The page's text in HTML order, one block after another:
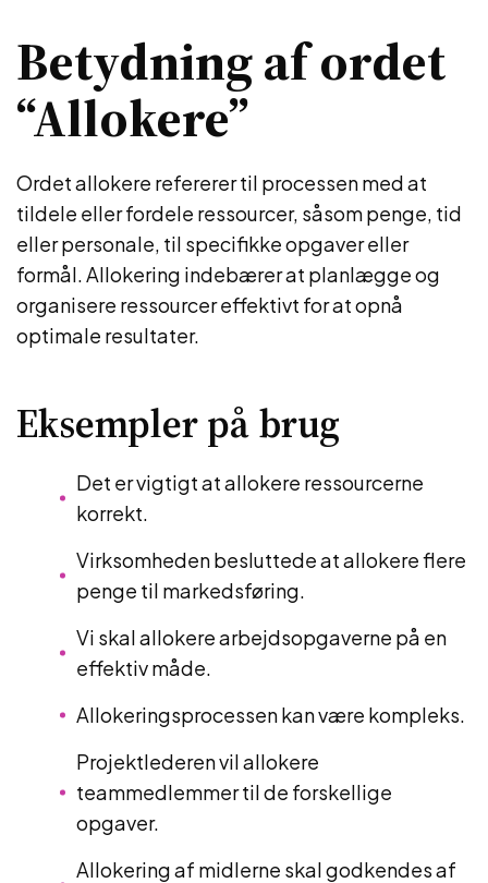
Betydning af ordet
“Allokere”
Ordet allokere refererer til processen med at
tildele eller fordele ressourcer, såsom penge, tid
eller personale, til specifikke opgaver eller
formål. Allokering indebærer at planlægge og
organisere ressourcer effektivt for at opnå
optimale resultater.
Eksempler på brug
Det er vigtigt at allokere ressourcerne
korrekt.
Virksomheden besluttede at allokere flere
penge til markedsføring.
Vi skal allokere arbejdsopgaverne på en
effektiv måde.
Allokeringsprocessen kan være kompleks.
Projektlederen vil allokere
teammedlemmer til de forskellige
opgaver.
Allokering af midlerne skal godkendes af